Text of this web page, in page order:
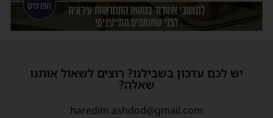
יש לכם עדכון בשבילנו? רוצים לשאול אותנו
שאלה?
haredim.ashdod@gmail.com